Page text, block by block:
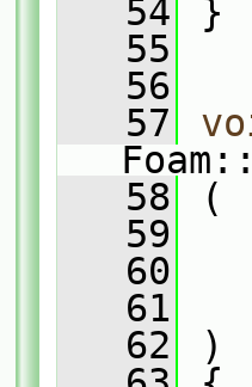
   54
}
   55
   56
   57
   58
(
   59
   60
   61
   62
)